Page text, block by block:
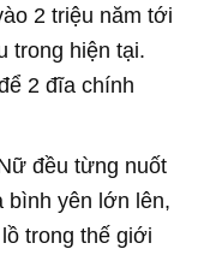
2 triệu năm tới
trong hiện tại.
2 đĩa chính
đều từng nuốt
bình yên lớn lên,
trong thế giới